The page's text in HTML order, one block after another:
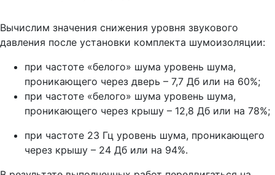
Вычислим значения снижения уровня звукового
давления после установки комплекта шумоизоляции:
при частоте «белого» шума уровень шума,
проникающего через дверь – 7,7 Дб или на 60%;
при частоте «белого» шума уровень шума,
проникающего через крышу – 12,8 Дб или на 78%;
при частоте 23 Гц уровень шума, проникающего
через крышу – 24 Дб или на 94%.